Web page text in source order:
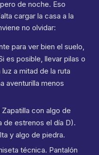
de noche. Eso
cargar la casa a la
no olvidar:
para ver bien el suelo,
es posible, llevar pilas o
a mitad de la ruta
aventurilla menos
con algo de
de estrenos el día D).
y algo de piedra.
técnica. Pantalón